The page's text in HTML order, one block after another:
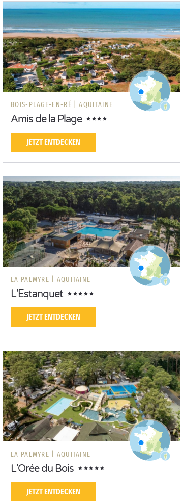
BOIS-PLAGE-EN-RÉ | AQUITAINE
Amis de la Plage
JETZT ENTDECKEN
LA PALMYRE | AQUITAINE
L'Estanquet
JETZT ENTDECKEN
LA PALMYRE | AQUITAINE
L'Orée du Bois
JETZT ENTDECKEN